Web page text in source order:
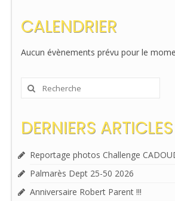
CALENDRIER
Aucun évènements prévu pour le
Rechercher
:
DERNIERS ARTICLES
Reportage photos Challenge
Palmarès Dept 25-50 2026
Anniversaire Robert Parent !!!